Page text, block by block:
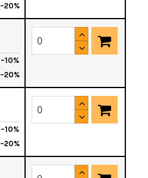
–20%
–10%
–20%
–10%
–20%